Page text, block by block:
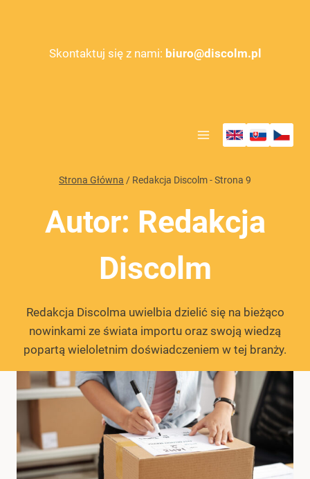
Skontaktuj się z nami: biuro@discolm.pl
Strona Główna / Redakcja Discolm- Strona 9
Autor: Redakcja
Discolm
Redakcja Discolma uwielbia dzielić się na bieżąco
nowinkami ze świata importu oraz swoją wiedzą
popartą wieloletnim doświadczeniem w tej branży.